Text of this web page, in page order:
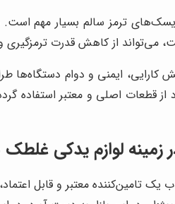
ترمز سالم بسیار مهم
می‌تواند از کاهش قدرت ترمزگیری
کارایی، ایمنی و دوام
قطعات اصلی و معتبر استفاده
زمینه لوازم یدکی
یک تامین‌کننده معتبر و قابل